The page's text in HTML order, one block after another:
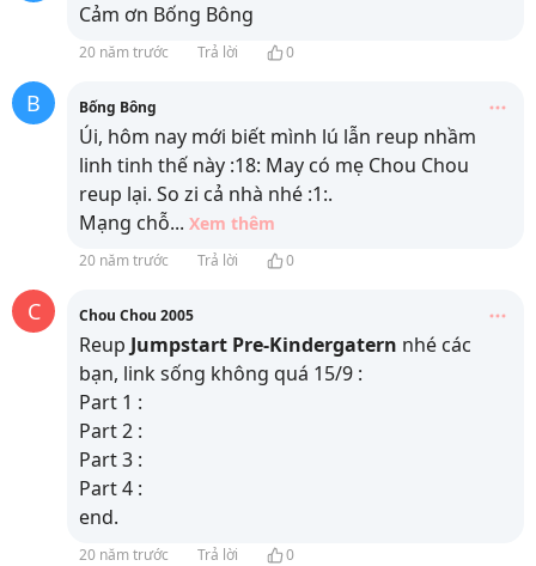
Cảm ơn Bống Bông
20 năm trước Trả lời 0
B Bống Bông
Úi, hôm nay mới biết mình lú lẫn reup nhầm
linh tinh thế này :18: May có mẹ Chou Chou
reup lại. So zi cả nhà nhé :1:.
Mạng chỗ... Xem thêm
20 năm trước Trả lời 0
C Chou Chou 2005
Reup Jumpstart Pre-Kindergatern nhé các
bạn, link sống không quá 15/9 :
Part 1 :
Part 2 :
Part 3 :
Part 4 :
end.
20 năm trước Trả lời 0